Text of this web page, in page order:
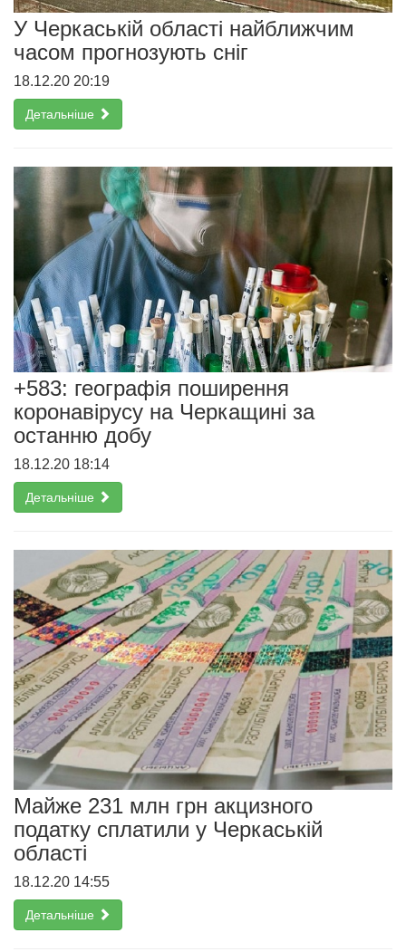
У Черкаській області найближчим
часом прогнозують сніг
18.12.20 20:19
Детальніше
+583: географія поширення
коронавірусу на Черкащині за
останню добу
18.12.20 18:14
Детальніше
Майже 231 млн грн акцизного
податку сплатили у Черкаській
області
18.12.20 14:55
Детальніше